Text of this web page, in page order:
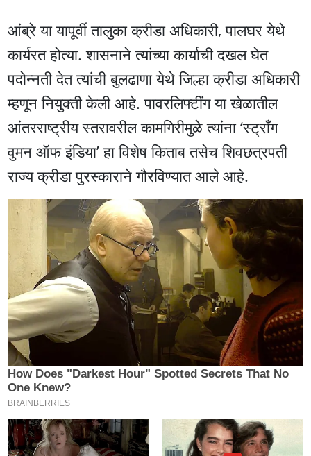
आंब्रे या यापूर्वी तालुका क्रीडा अधिकारी, पालघर येथे
कार्यरत होत्या. शासनाने त्यांच्या कार्याची दखल घेत
पदोन्नती देत त्यांची बुलढाणा येथे जिल्हा क्रीडा अधिकारी
म्हणून नियुक्ती केली आहे. पावरलिफ्टींग या खेळातील
आंतरराष्ट्रीय स्तरावरील कामगिरीमुळे त्यांना ‘स्ट्राँग
वुमन ऑफ इंडिया’ हा विशेष किताब तसेच शिवछत्रपती
राज्य क्रीडा पुरस्काराने गौरविण्यात आले आहे.